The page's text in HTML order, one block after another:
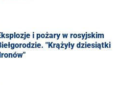
i pożary w rosyjskim
"Krążyły dziesiątki